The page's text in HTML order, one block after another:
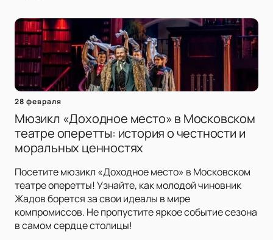
28 февраля
Мюзикл «Доходное место» в Московском
театре оперетты: история о честности и
моральных ценностях
Посетите мюзикл «Доходное место» в Московском
театре оперетты! Узнайте, как молодой чиновник
Жадов борется за свои идеалы в мире
компромиссов. Не пропустите яркое событие сезона
в самом сердце столицы!